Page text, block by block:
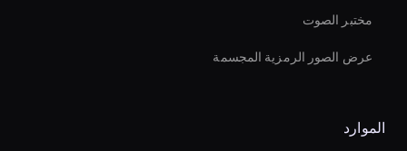
مختبر الصوت
عرض الصور الرمزية المجسمة
الموارد